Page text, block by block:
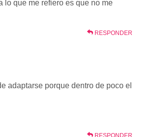
lo que me refiero es que no me
RESPONDER
adaptarse porque dentro de poco el
RESPONDER